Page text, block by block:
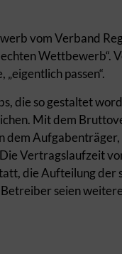
vom Verband
Wettbewerb“.
passen“.
die so gestaltet
Mit dem
dem Aufgabenträger,
Vertragslaufzeit
die Aufteilung der
Betreiber seien